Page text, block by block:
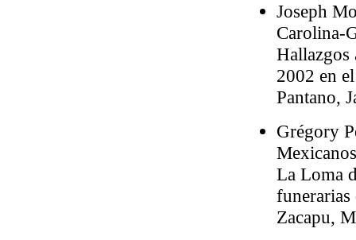
Joseph
Carolina-
Hallazgos
2002 en
Pantano,
Grégory
La Loma
funerarias
Zacapu,